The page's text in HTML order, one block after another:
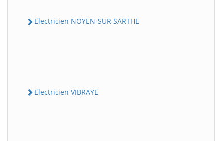
Electricien NOYEN-SUR-SARTHE
Electricien VIBRAYE